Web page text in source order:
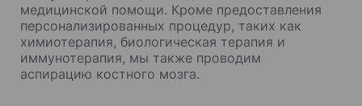
медицинской помощи. Кроме предоставления
персонализированных процедур, таких как
химиотерапия, биологическая терапия и
иммунотерапия, мы также проводим
аспирацию костного мозга.